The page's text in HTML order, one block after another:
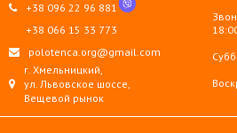
+38 096 22 96 881
+38 066 15 33 773
polotenca.org@gmail.com
г. Хмельницкий,
ул. Львовское шоссе,
Вещевой рынок